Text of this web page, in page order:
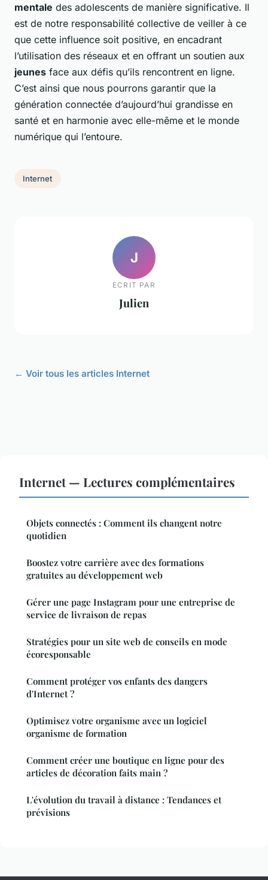
mentale des adolescents de manière significative. Il
est de notre responsabilité collective de veiller à ce
que cette influence soit positive, en encadrant
l’utilisation des réseaux et en offrant un soutien aux
jeunes face aux défis qu’ils rencontrent en ligne.
C’est ainsi que nous pourrons garantir que la
génération connectée d’aujourd’hui grandisse en
santé et en harmonie avec elle-même et le monde
numérique qui l’entoure.
Internet
J
ECRIT PAR
Julien
← Voir tous les articles Internet
Internet — Lectures complémentaires
Objets connectés : Comment ils changent notre
quotidien
Boostez votre carrière avec des formations
gratuites au développement web
Gérer une page Instagram pour une entreprise de
service de livraison de repas
Stratégies pour un site web de conseils en mode
écoresponsable
Comment protéger vos enfants des dangers
d'Internet ?
Optimisez votre organisme avec un logiciel
organisme de formation
Comment créer une boutique en ligne pour des
articles de décoration faits main ?
L'évolution du travail à distance : Tendances et
prévisions